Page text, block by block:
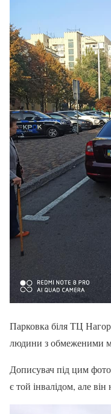
Парковка біля ТЦ
людини з обмеженими
Дописувач під цим
є той інвалідом, але він